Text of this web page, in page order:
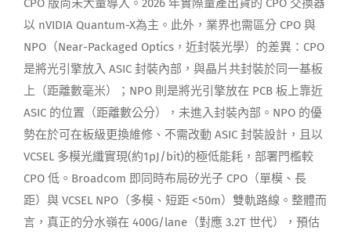
CPO 版尚未大量導入。2026 年實際量產出貨的 CPO 交換器
以 nVIDIA Quantum-X為主。此外，業界也需區分 CPO 與
NPO（Near-Packaged Optics，近封裝光學）的差異：CPO
是將光引擎放入 ASIC 封裝內部，與晶片共封裝於同一基板
上（距離數毫米）；NPO 則是將光引擎放在 PCB 板上靠近
ASIC 的位置（距離數公分），未進入封裝內部。NPO 的優
勢在於可在板級更換維修、不需改動 ASIC 封裝設計，且以
VCSEL 多模光纖實現(約1pJ/bit)的極低能耗，部署門檻較
CPO 低。Broadcom 即同時布局矽光子 CPO（單模、長
距）與 VCSEL NPO（多模、短距 <50m）雙軌路線。整體而
言，真正的分水嶺在 400G/lane（對應 3.2T 世代），預估